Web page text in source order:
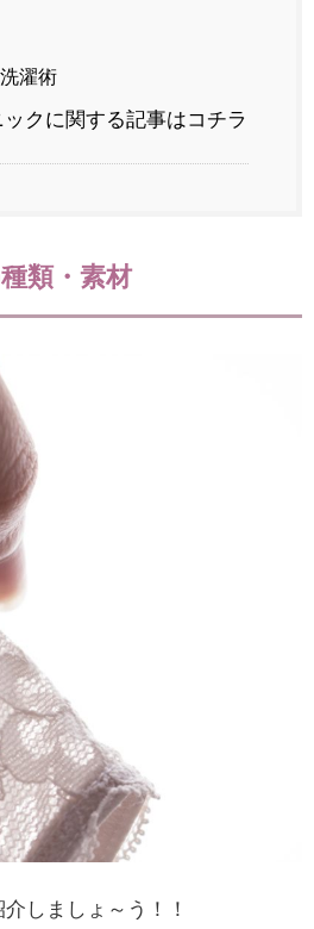
濯術
クに関する記事はコチラ
類・素材
しましょ～う！！